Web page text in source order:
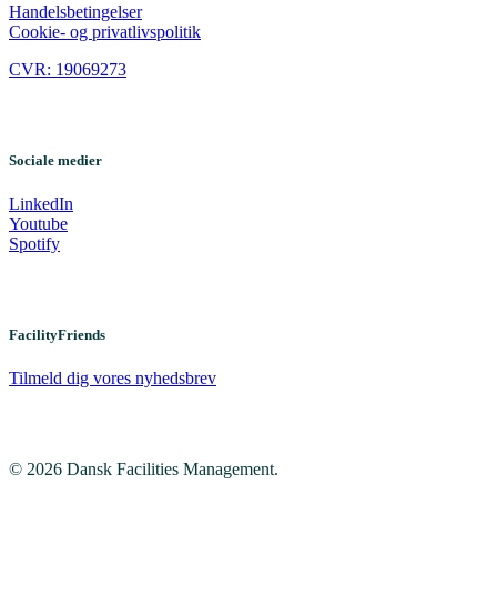
Handelsbetingelser
Cookie- og privatlivspolitik
CVR: 19069273
Sociale medier
LinkedIn
Youtube
Spotify
FacilityFriends
Tilmeld dig vores nyhedsbrev
© 2026 Dansk Facilities Management.